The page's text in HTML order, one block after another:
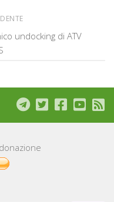
undocking di ATV